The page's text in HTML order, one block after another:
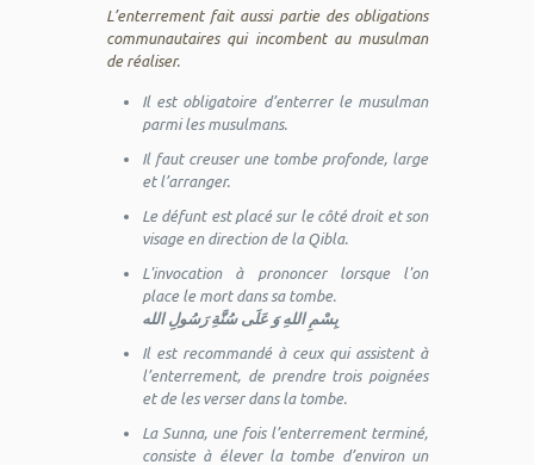
L’enterrement fait aussi partie des obligations
communautaires qui incombent au musulman
de réaliser.
Il est obligatoire d’enterrer le musulman
parmi les musulmans.
Il faut creuser une tombe profonde, large
et l’arranger.
Le défunt est placé sur le côté droit et son
visage en direction de la Qibla.
L'invocation à prononcer lorsque l'on
place le mort dans sa tombe.
بِسْمِ اللهِ وَ عَلَى سُنَّةِ رَسُولِ الله
Il est recommandé à ceux qui assistent à
l’enterrement, de prendre trois poignées
et de les verser dans la tombe.
La Sunna, une fois l’enterrement terminé,
consiste à élever la tombe d’environ un